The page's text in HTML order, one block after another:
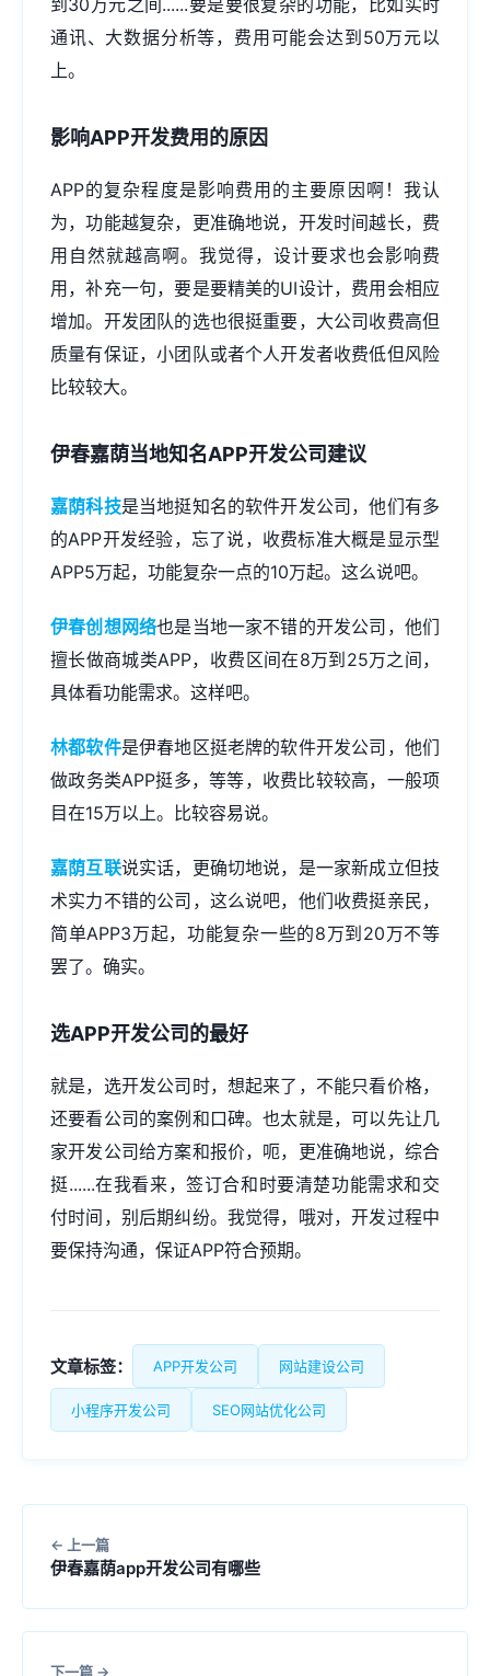
到30万元之间......要是要很复杂的功能，比如实时
通讯、大数据分析等，费用可能会达到50万元以
上。
影响APP开发费用的原因
APP的复杂程度是影响费用的主要原因啊！我认
为，功能越复杂，更准确地说，开发时间越长，费
用自然就越高啊。我觉得，设计要求也会影响费
用，补充一句，要是要精美的UI设计，费用会相应
增加。开发团队的选也很挺重要，大公司收费高但
质量有保证，小团队或者个人开发者收费低但风险
比较较大。
伊春嘉荫当地知名APP开发公司建议
嘉荫科技是当地挺知名的软件开发公司，他们有多
的APP开发经验，忘了说，收费标准大概是显示型
APP5万起，功能复杂一点的10万起。这么说吧。
伊春创想网络也是当地一家不错的开发公司，他们
擅长做商城类APP，收费区间在8万到25万之间，
具体看功能需求。这样吧。
林都软件是伊春地区挺老牌的软件开发公司，他们
做政务类APP挺多，等等，收费比较较高，一般项
目在15万以上。比较容易说。
嘉荫互联说实话，更确切地说，是一家新成立但技
术实力不错的公司，这么说吧，他们收费挺亲民，
简单APP3万起，功能复杂一些的8万到20万不等
罢了。确实。
选APP开发公司的最好
就是，选开发公司时，想起来了，不能只看价格，
还要看公司的案例和口碑。也太就是，可以先让几
家开发公司给方案和报价，呃，更准确地说，综合
挺......在我看来，签订合和时要清楚功能需求和交
付时间，别后期纠纷。我觉得，哦对，开发过程中
要保持沟通，保证APP符合预期。
文章标签： APP开发公司 网站建设公司
小程序开发公司 SEO网站优化公司
上一篇
伊春嘉荫app开发公司有哪些
下一篇